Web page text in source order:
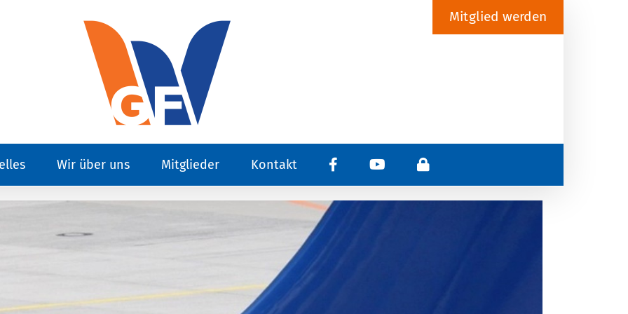
Mitglied werden
Wir über uns Mitglieder Kontakt